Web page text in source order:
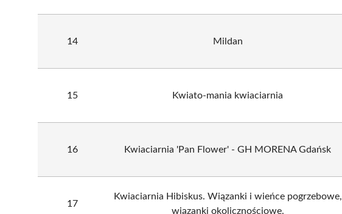
14 Mildan
15 Kwiato-mania kwiaciarnia
16 Kwiaciarnia 'Pan Flower' - GH MORENA Gdańsk
17
Kwiaciarnia Hibiskus. Wiązanki i wieńce pogrzebowe,
wiązanki okolicznościowe.